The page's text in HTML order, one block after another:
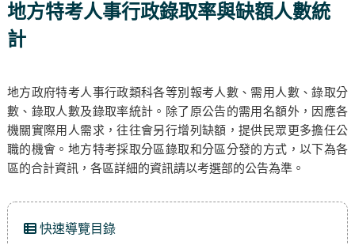
地方特考人事行政錄取率與缺額人數統
計
地方政府特考人事行政類科各等別報考人數、需用人數、錄取分
數、錄取人數及錄取率統計。除了原公告的需用名額外，因應各
機關實際用人需求，往往會另行增列缺額，提供民眾更多擔任公
職的機會。地方特考採取分區錄取和分區分發的方式，以下為各
區的合計資訊，各區詳細的資訊請以考選部的公告為準。
快速導覽目錄